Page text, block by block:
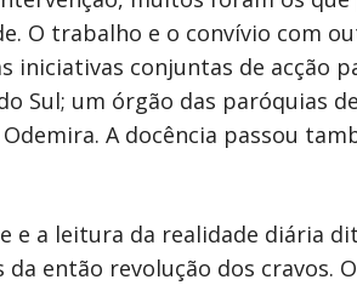
O trabalho e o convívio com
iniciativas conjuntas de acção
Sul; um órgão das paróquias
A docência passou
e a leitura da realidade diária
da então revolução dos cravos.